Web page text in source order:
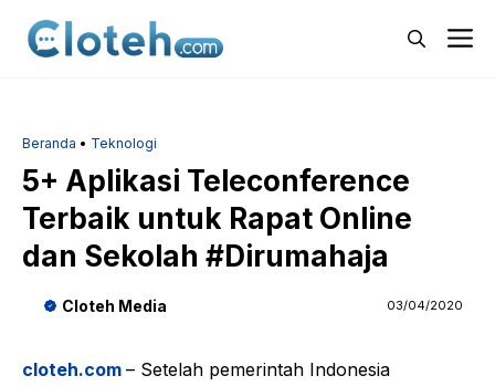
Beranda • Teknologi
5+ Aplikasi Teleconference
Terbaik untuk Rapat Online
dan Sekolah #Dirumahaja
Cloteh Media 03/04/2020
cloteh.com – Setelah pemerintah Indonesia